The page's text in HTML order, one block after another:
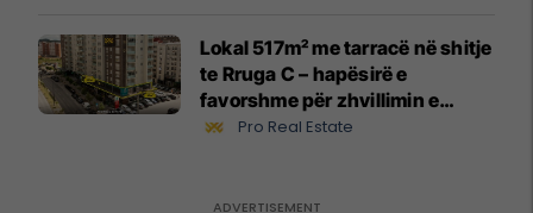
Lokal 517m² me tarracë në shitje
te Rruga C – hapësirë e
favorshme për zhvillimin e
biznesit #15796
Pro Real Estate